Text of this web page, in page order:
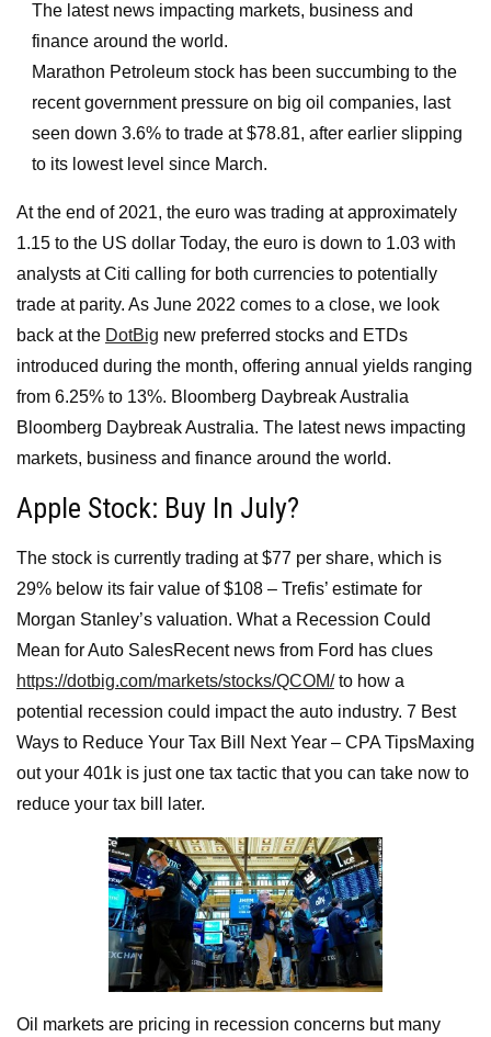
The latest news impacting markets, business and
finance around the world.
Marathon Petroleum stock has been succumbing to the
recent government pressure on big oil companies, last
seen down 3.6% to trade at $78.81, after earlier slipping
to its lowest level since March.
At the end of 2021, the euro was trading at approximately
1.15 to the US dollar Today, the euro is down to 1.03 with
analysts at Citi calling for both currencies to potentially
trade at parity. As June 2022 comes to a close, we look
back at the DotBig new preferred stocks and ETDs
introduced during the month, offering annual yields ranging
from 6.25% to 13%. Bloomberg Daybreak Australia
Bloomberg Daybreak Australia. The latest news impacting
markets, business and finance around the world.
Apple Stock: Buy In July?
The stock is currently trading at $77 per share, which is
29% below its fair value of $108 – Trefis’ estimate for
Morgan Stanley’s valuation. What a Recession Could
Mean for Auto SalesRecent news from Ford has clues
https://dotbig.com/markets/stocks/QCOM/to how a
potential recession could impact the auto industry. 7 Best
Ways to Reduce Your Tax Bill Next Year – CPA TipsMaxing
out your 401k is just one tax tactic that you can take now to
reduce your tax bill later.
Oil markets are pricing in recession concerns but many